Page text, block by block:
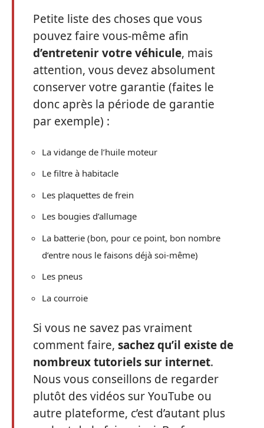
Petite liste des choses que vous
pouvez faire vous-même afin
d’entretenir votre véhicule, mais
attention, vous devez absolument
conserver votre garantie (faites le
donc après la période de garantie
par exemple) :
La vidange de l’huile moteur
Le filtre à habitacle
Les plaquettes de frein
Les bougies d’allumage
La batterie (bon, pour ce point, bon nombre
d’entre nous le faisons déjà soi-même)
Les pneus
La courroie
Si vous ne savez pas vraiment
comment faire, sachez qu’il existe de
nombreux tutoriels sur internet.
Nous vous conseillons de regarder
plutôt des vidéos sur YouTube ou
autre plateforme, c’est d’autant plus